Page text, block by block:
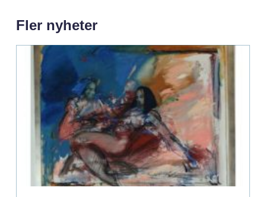
Fler nyheter